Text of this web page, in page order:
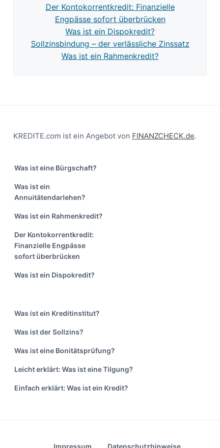
Der Kontokorrentkredit: Finanzielle
Engpässe sofort überbrücken
Was ist ein Dispokredit?
Sollzinsbindung – der verlässliche Zinssatz
Was ist ein Rahmenkredit?
Footer
KREDITE.com ist ein Angebot von FINANZCHECK.de.
Was ist eine Bürgschaft?
Was ist ein
Annuitätendarlehen?
Was ist ein Rahmenkredit?
Der Kontokorrentkredit:
Finanzielle Engpässe
sofort überbrücken
Was ist ein Dispokredit?
Was ist ein Kreditinstitut?
Was ist der Sollzins?
Was ist eine Bonitätsprüfung?
Leicht erklärt: Was ist eine Tilgung?
Einfach erklärt: Was ist ein Kredit?